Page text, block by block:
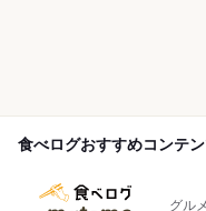
食べログおすすめコンテ
グル